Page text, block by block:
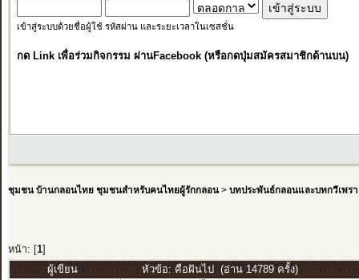
เข้าสู่ระบบด้วยชื่อผู้ใช้ รหัสผ่าน และระยะเวลาในเซสชั่น
กด Link เพื่อร่วมกิจกรรม ผ่านFacebook (หรือกดปุ่มสมัครสมาชิกด้านบน)
ชุมชน บ้านกลอนไทย ชุมชนสำหรับคนไทยผู้รักกลอน> บทประพันธ์กลอนและบทกวีเพรา
หน้า: [ 1]
ผู้เขียน
หัวข้อ: คือฝันไป (อ่าน 14789 ครั้ง)